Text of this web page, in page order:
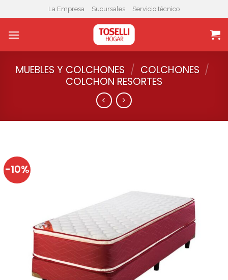
to
content
La Empresa Sucursales Servicio técnico
MUEBLES Y COLCHONES / COLCHONES /
COLCHON RESORTES
-10%